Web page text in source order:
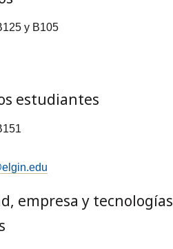
y B105
estudiantes
empresa y tecnologías